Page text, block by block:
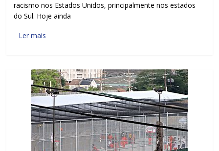
racismo nos Estados Unidos, principalmente nos estados
do Sul. Hoje ainda
Ler mais